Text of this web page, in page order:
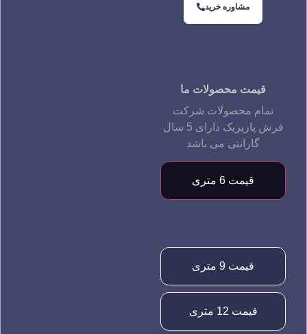
مشاوره خرید
قیمت محصولات ما
تمام محصولات شرکت
فرش پازیریک دارای 5 سال
گارانتی می باشد
قیمت 6 متری
قیمت 9 متری
قیمت 12 متری